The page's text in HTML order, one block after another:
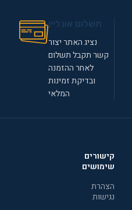
נציג האתר יצור
קשר תקבל תשלום
לאחר ההזמנה
ובדיקת זמינות
המלאי
קישורים
שימושים
הצהרת
נגישות